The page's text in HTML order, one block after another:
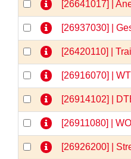
[26641017] |
[26937030] |
[26420110] |
[26916070] |
[26914102] |
[26911080] |
[26926200] |